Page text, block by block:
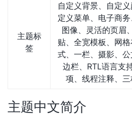
主题标
签
自定义背景、自定
定义菜单、电子商
图像、灵活的页眉
贴、全宽模板、网
式、一栏、摄影、
边栏、RTL语言支
项、线程注释、
主题中文简介